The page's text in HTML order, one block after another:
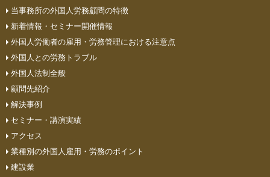
当事務所の外国人労務顧問の特徴
新着情報・セミナー開催情報
外国人労働者の雇用・労務管理における注意点
外国人との労務トラブル
外国人法制全般
顧問先紹介
解決事例
セミナー・講演実績
アクセス
業種別の外国人雇用・労務のポイント
建設業